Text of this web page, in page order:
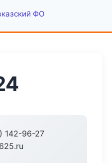
ФО
142-96-27